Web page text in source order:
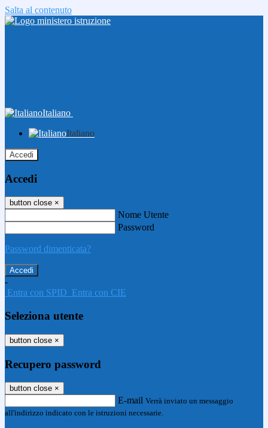
Salta al contenuto
Italiano
Italiano
Accedi
Accedi
button close ×
Nome Utente
Password
Password dimenticata?
-
Entra con SPID Entra con CIE
Seleziona utente
button close ×
Recupero password
button close ×
E-mail Verrà inviato un messaggio
all'indirizzo indicato con le istruzioni necessarie.